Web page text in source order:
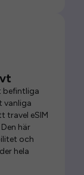
befintliga
vanliga
travel eSIM
här
och
hela